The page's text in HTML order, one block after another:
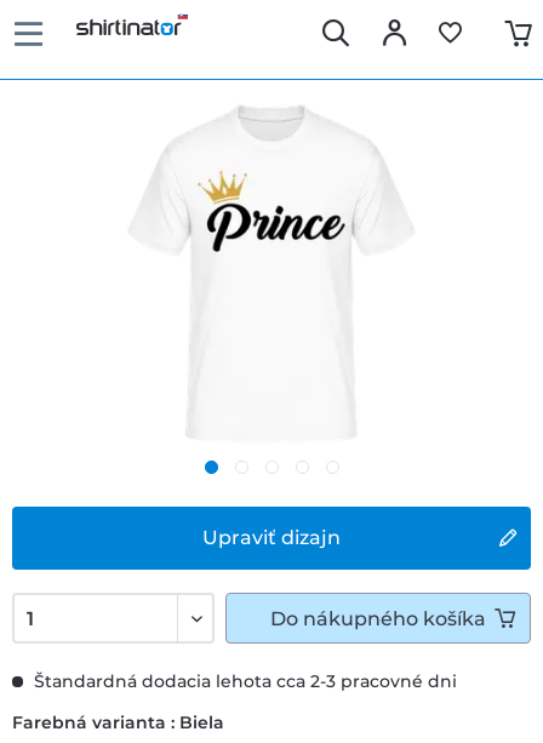
Upraviť dizajn
Štandardná dodacia lehota cca 2-3 pracovné dni
Farebná varianta : Biela
Do nákupného košíka